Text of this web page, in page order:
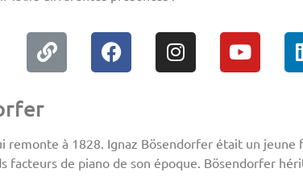
remonte à 1828. Ignaz Bösendorfer était un
facteurs de piano de son époque. Bösendorfer